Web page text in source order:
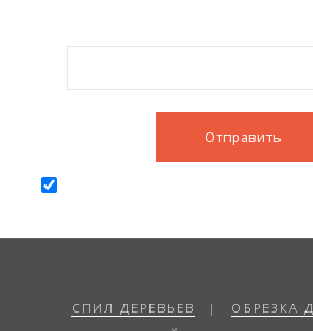
СПИЛ ДЕРЕВЬЕВ | ОБРЕЗКА